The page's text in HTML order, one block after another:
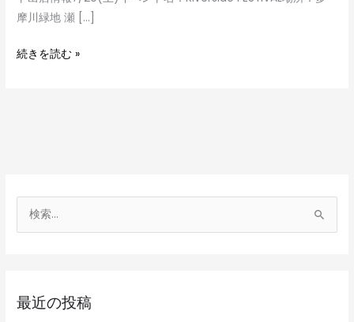
摩川緑地 瀬 […]
出
続きを読む »
索
:最近の投稿